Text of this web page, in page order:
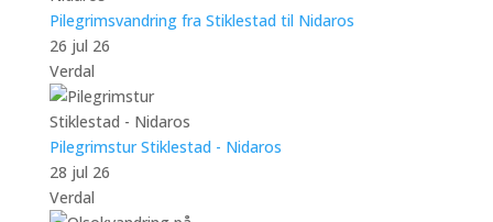
Pilegrimsvandring fra Stiklestad til Nidaros
26 jul 26
Verdal
Pilegrimstur Stiklestad - Nidaros
28 jul 26
Verdal